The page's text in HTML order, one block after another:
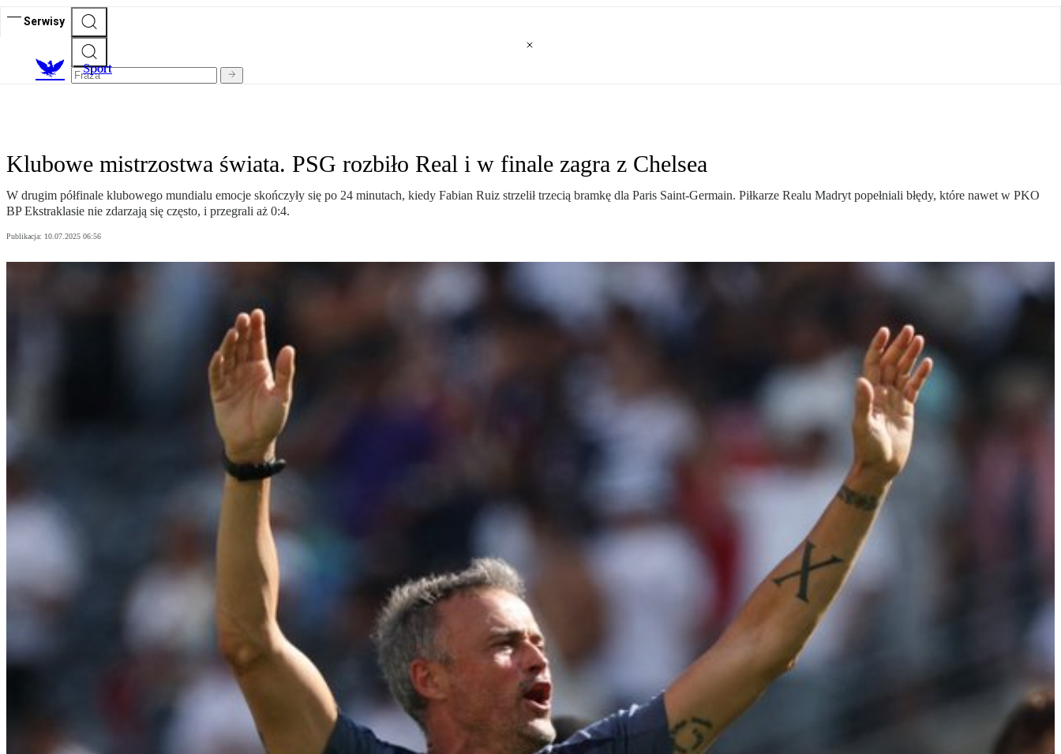
Serwisy
Sport
Klubowe mistrzostwa świata. PSG rozbiło Real i w finale zagra z Chelsea
W drugim półfinale klubowego mundialu emocje skończyły się po 24 minutach, kiedy Fabian Ruiz strzelił trzecią bramkę dla Paris Saint-Germain. Piłkarze Realu Madryt popełniali błędy, które nawet w PKO
BP Ekstraklasie nie zdarzają się często, i przegrali aż 0:4.
Publikacja: 10.07.2025 06:56